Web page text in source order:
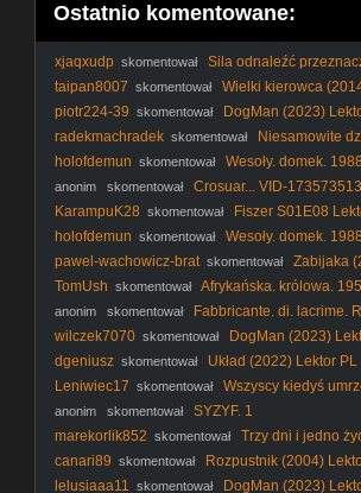
Ostatnio komentowane:
xjaqxudp skomentował
Sila odnaleźć
122
taipan8007 skomentował
Wielki kierowca
piotr224-39 skomentował
DogMan (2023)
radekmachradek skomentował
Niesamowite
Magic Kid1993 [Lektor PL]
holofdemun skomentował Wesoły. domek.
anonim skomentował
Crosuar... VID-
KarampuK28 skomentował
Fiszer S01E08
holofdemun skomentował
Wesoły. domek.
pawel-wachowicz-brat skomentował
Zabijaka
PL
TomUsh skomentował Afrykańska. królowa.
1080p
anonim skomentował
Fabbricante. di. lacrime.
2024. Lektor.pl
wilczek7070 skomentował
DogMan (2023)
dgeniusz skomentował
Układ (2022) Lektor PL
Leniwiec17 skomentował
Wszyscy kiedyś
Lektor PL
anonim skomentował
SYZYF. 1
marekorlik852 skomentował
Trzy dni i jedno
Lektor PL
canari89 skomentował
Rozpustnik (2004)
lelusiaaa11 skomentował DogMan (2023)